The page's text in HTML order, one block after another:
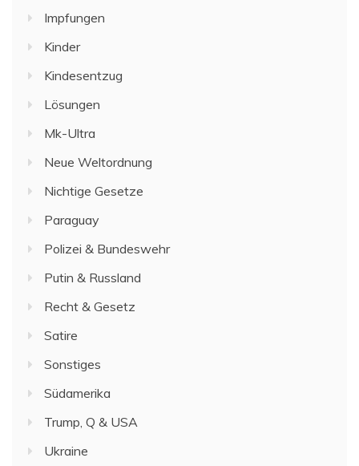
Impfungen
Kinder
Kindesentzug
Lösungen
Mk-Ultra
Neue Weltordnung
Nichtige Gesetze
Paraguay
Polizei & Bundeswehr
Putin & Russland
Recht & Gesetz
Satire
Sonstiges
Südamerika
Trump, Q & USA
Ukraine